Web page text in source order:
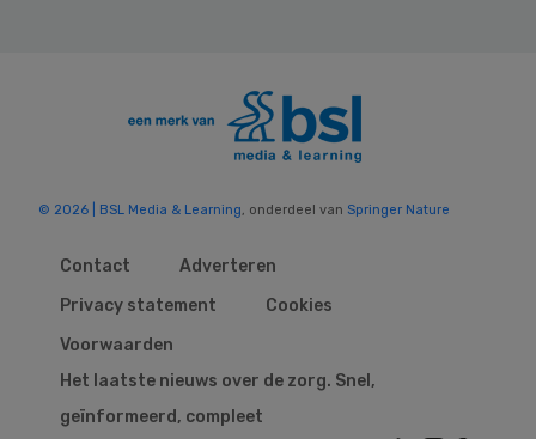
© 2026 | BSL Media & Learning, onderdeel van Springer Nature
Contact
Adverteren
Privacy statement
Cookies
Voorwaarden
Het laatste nieuws over de zorg. Snel,
geïnformeerd, compleet